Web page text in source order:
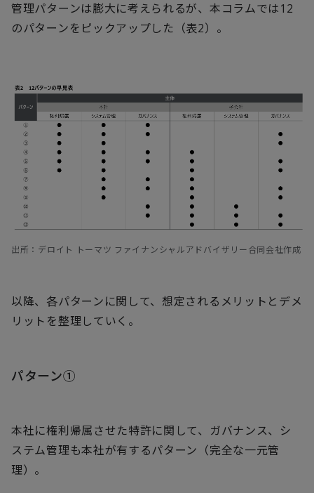
管理パターンは膨大に考えられるが、本コラムでは12
のパターンをピックアップした（表2）。
出所：デロイト トーマツ ファイナンシャルアドバイザリー合同会社作成
以降、各パターンに関して、想定されるメリットとデメ
リットを整理していく。
パターン①
本社に権利帰属させた特許に関して、ガバナンス、シ
ステム管理も本社が有するパターン（完全な一元管
理）。